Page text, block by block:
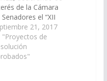
de la Cámara
Senadores el “XII
Regional y
de Folclore
y
a
21, 2017
"Proyectos de